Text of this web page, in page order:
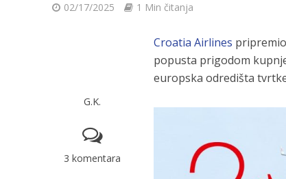
02/17/2025 1 Min čitanja
G.K.
3 komentara
Croatia Airlines
popusta prigodom
europska odredišta